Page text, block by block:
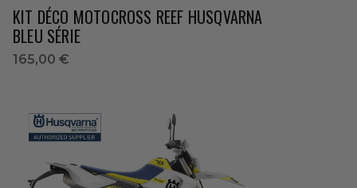
KIT DÉCO MOTOCROSS REEF HUSQVARNA
BLEU SÉRIE
165,00 €